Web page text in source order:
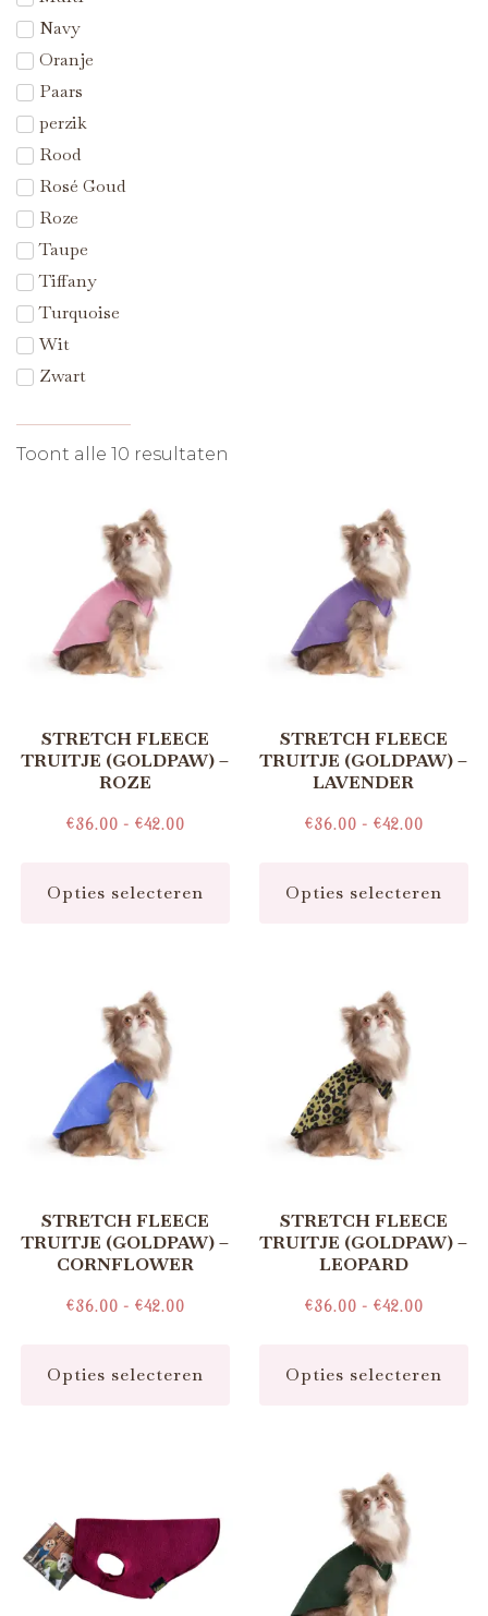
Navy
Oranje
Paars
perzik
Rood
Rosé Goud
Roze
Taupe
Tiffany
Turquoise
Wit
Zwart
Toont alle 10 resultaten
STRETCH FLEECE
TRUITJE (GOLDPAW) –
ROZE
€36.00 - €42.00
Opties selecteren
STRETCH FLEECE
TRUITJE (GOLDPAW) –
LAVENDER
€36.00 - €42.00
Opties selecteren
STRETCH FLEECE
TRUITJE (GOLDPAW) –
CORNFLOWER
€36.00 - €42.00
Opties selecteren
STRETCH FLEECE
TRUITJE (GOLDPAW) –
LEOPARD
€36.00 - €42.00
Opties selecteren